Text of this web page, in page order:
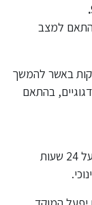
למצב
באשר להמשך
בהתאם
מוקד הסיוע הרגשי של משרד החינוך (שפ"י) פועל 24 שעות